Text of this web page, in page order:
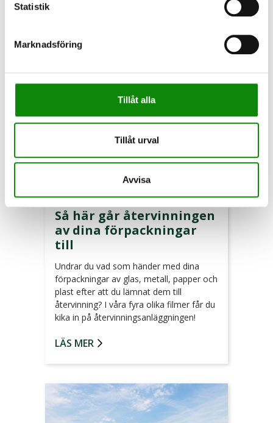
Statistik
Marknadsföring
Tillåt alla
Tillåt urval
Avvisa
2026-02-25
Så här går återvinningen
av dina förpackningar
till
Undrar du vad som händer med dina
förpackningar av glas, metall, papper och
plast efter att du lämnat dem till
återvinning? I våra fyra olika filmer får du
kika in på återvinningsanläggningen!
LÄS MER